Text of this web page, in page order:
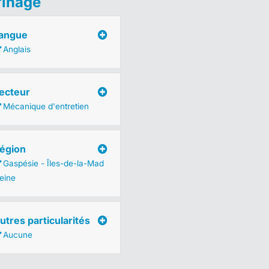
Anglais
Mécanique d'entretien
Gaspésie - Îles-de-la-Mad
particularités
Aucune